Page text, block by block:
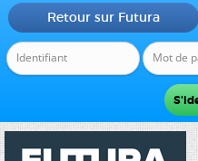
Retour sur Futura